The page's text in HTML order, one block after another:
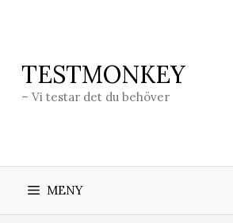
TESTMONKEY
– Vi testar det du behöver
MENY